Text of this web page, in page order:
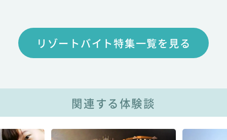
リゾートバイト特集一覧を見る
関連する体験談